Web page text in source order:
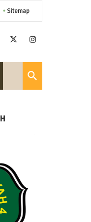
Sitemap